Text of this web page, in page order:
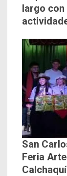
largo con
San
Feria